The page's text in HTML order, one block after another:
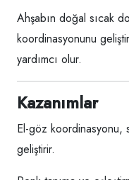
Ahşabın doğal sıcak
koordinasyonunu
yardımcı olur.
Kazanımlar
El-göz koordinasyonu,
geliştirir.